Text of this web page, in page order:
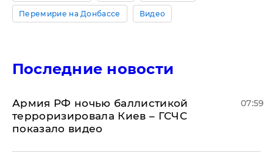
Перемирие на Донбассе Видео
Последние новости
Армия РФ ночью баллистикой
терроризировала Киев – ГСЧС
показало видео
07:59